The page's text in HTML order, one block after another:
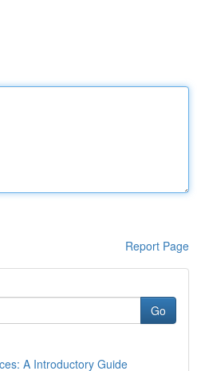
Report Page
Go
A Introductory Guide